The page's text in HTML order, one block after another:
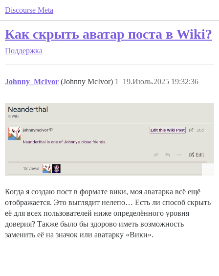
Discourse Meta
Как скрыть аватар поста в Wiki?
Поддержка
Johnny_McIvor (Johnny McIvor) 19.Июль.2025 19:32:36
1
Когда я создаю пост в формате вики, моя аватарка всё ещё
отображается. Это выглядит нелепо… Есть ли способ скрыть
её для всех пользователей ниже определённого уровня
доверия? Также было бы здорово иметь возможность
заменить её на значок или аватарку «Вики».